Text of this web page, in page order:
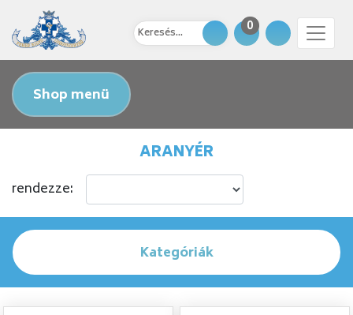
0
Shop menü
ARANYÉR
rendezze:
Kategóriák